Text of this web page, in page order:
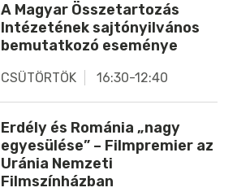
A Magyar Összetartozás
Intézetének sajtónyilvános
bemutatkozó eseménye
CSÜTÖRTÖK 16:30-12:40
Erdély és Románia „nagy
egyesülése” – Filmpremier az
Uránia Nemzeti
Filmszínházban